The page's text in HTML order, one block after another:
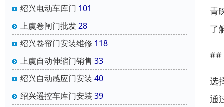
绍兴电动车库门 101
上虞卷闸门批发28
绍兴卷帘门安装维修 118
上虞自动伸缩门销售 33
绍兴自动感应门安装 40
绍兴遥控车库门安装 39
青
了
##
选
通